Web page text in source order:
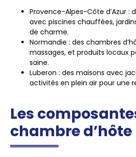
Provence-Alpes-Côte d’Azur :
avec piscines chauffées,
de charme.
Normandie : des chambres
massages, et produits locaux
saine.
Luberon : des maisons avec
activités en plein air pour une
Les
chambre